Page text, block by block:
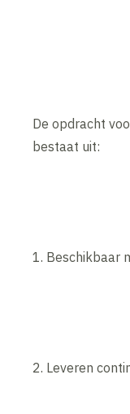
De opdracht
bestaat uit:
1. Beschikbaar
2. Leveren